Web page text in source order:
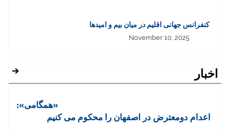
کنفرانس جهانی اقلیم در میان بیم و امیدها
November 10, 2025
اخبار
«همگامی»:
اعدام دومعترض در اصفهان را محکوم می کنیم